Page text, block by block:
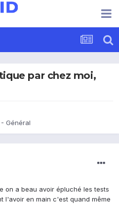
par chez moi,
Général
on a beau avoir épluché les tests
l'avoir en main c'est quand même